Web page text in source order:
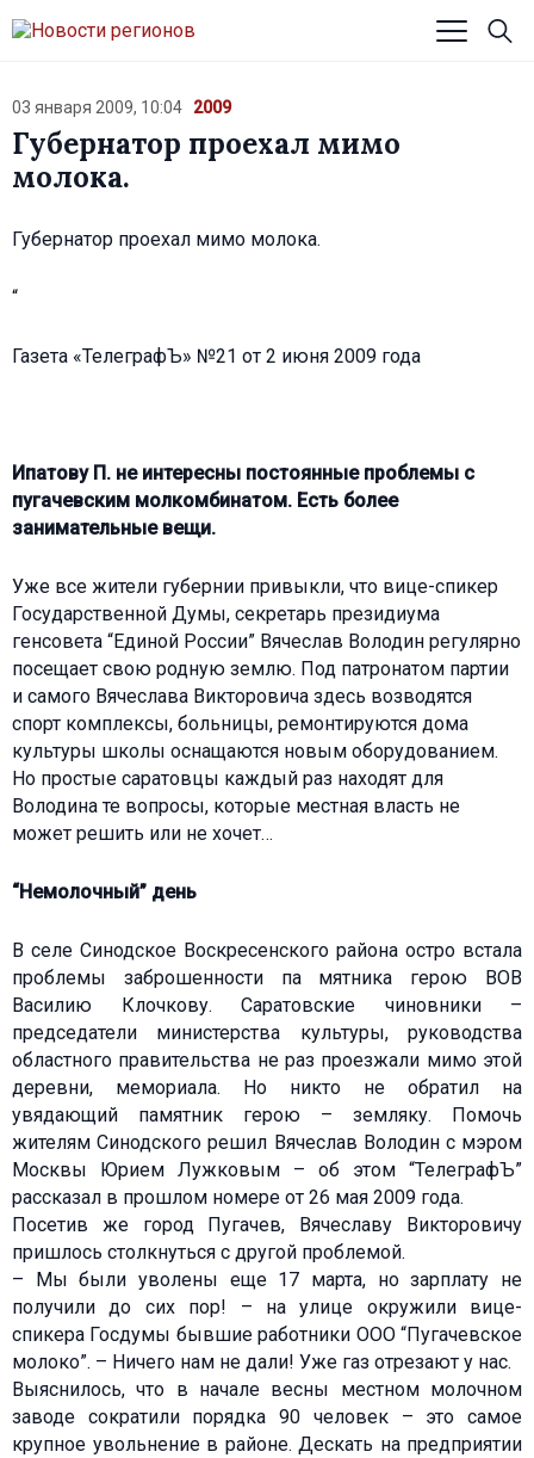
03 января 2009, 10:04 2009
Губернатор проехал мимо
молока.
Губернатор проехал мимо молока.
“
Газета «ТелеграфЪ» №21 от 2 июня 2009 года
Ипатову П. не интересны постоянные проблемы с
пугачевским молкомбинатом. Есть более
занимательные вещи.
Уже все жители губернии привыкли, что вице-спикер
Государственной Думы, секретарь президиума
генсовета “Единой России” Вячеслав Володин регулярно
посещает свою родную землю. Под патронатом партии
и самого Вячеслава Викторовича здесь возводятся
спорт комплексы, больницы, ремонтируются дома
культуры школы оснащаются новым оборудованием.
Но простые саратовцы каждый раз находят для
Володина те вопросы, которые местная власть не
может решить или не хочет…
“Немолочный” день
В селе Синодское Воскресенского района остро встала
проблемы заброшенности па мятника герою ВОВ
Василию Клочкову. Саратовские чиновники –
председатели министерства культуры, руководства
областного правительства не раз проезжали мимо этой
деревни, мемориала. Но никто не обратил на
увядающий памятник герою – земляку. Помочь
жителям Синодского решил Вячеслав Володин с мэром
Москвы Юрием Лужковым – об этом “ТелеграфЪ”
рассказал в прошлом номере от 26 мая 2009 года.
Посетив же город Пугачев, Вячеславу Викторовичу
пришлось столкнуться с другой проблемой.
– Мы были уволены еще 17 марта, но зарплату не
получили до сих пор! – на улице окружили вице-
спикера Госдумы бывшие работники ООО “Пугачевское
молоко”. – Ничего нам не дали! Уже газ отрезают у нас.
Выяснилось, что в начале весны местном молочном
заводе сократили порядка 90 человек – это самое
крупное увольнение в районе. Дескать на предприятии